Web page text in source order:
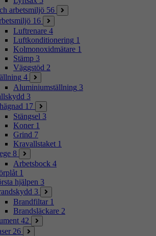
arbetsmiljö 56
16
Luftrenare 4
Luftkonditionering 1
Kolmonoxidmätare 1
Stämp 3
Väggstöd 2
4
Aluminiumställning 3
3
17
Stängsel 3
Koner 1
Grind 7
Kravallstaket 1
8
Arbetsbock 4
1
hjälpen 3
3
Brandfiltar 1
Brandsläckare 2
42
26